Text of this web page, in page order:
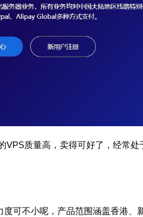
VPS质量高，卖得可好了，经常
度可不小呢，产品范围涵盖香港、